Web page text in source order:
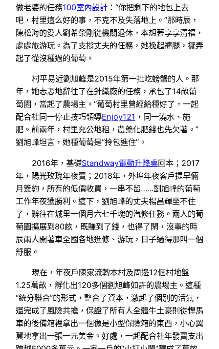
做老婆的任務100室內設計 ：“你把剩下的地包上去
吧，村里這么好的事，不克不及失落地上。”那時辰，
陳松海的愛人劉希榮剛從機關退休，本想著享享清福，
處處旅游玩。為了支撐丈夫的任務，她挽起褲腿，擺弄
起了從沒種過的葡萄。
村平易近劉旭峰是2015年第一批吃螃蟹的人。那
年，她忐忑地辭往了在針織廠的任務，承包了14畝葡
萄園，當起了農場主。“葡萄村里曾經給種好了，一起
配合社同一停止技巧領導Enjoy121 ，同一澆水、施
肥。前兩年，村里充公地租，農藥化肥錢也先欠著。”
劉旭峰坦言，她種葡萄是“拎包進住”。
2016年，基礎Standway電動升降桌回本；2017
年，陽光玫瑰年夜賣；2018年，外埠年夜客戶提早倆
月簽約，所有的低價收買，一串不留……劉旭峰的葡萄
工作年夜獲勝利。這下，劉旭峰的丈夫楊昌輝坐不住
了，辭往在城里一個月六七千塊的汽修任務。兩人的葡
萄園擴展到80畝，既賺到了錢，也得了閑，沒事的時
辰兩人開著車全國各地進修、游玩，日子過得那叫一個
舒服。
現在，年夜戶陳家流轉本村及周邊12個村地盤
1.25萬畝，孵化出120多個劉旭峰如許的農場主。這種
“統分聯合”的形式，整合了資本，激起了個別的活氣，
還完成了風險共擔，保證了所有人全體牛土豪則從悍馬
車的後備箱裡拿出一個像是小型保險箱的東西，小心翼
翼地拿出一張一元美金。好處，一起配合社年發賣支出